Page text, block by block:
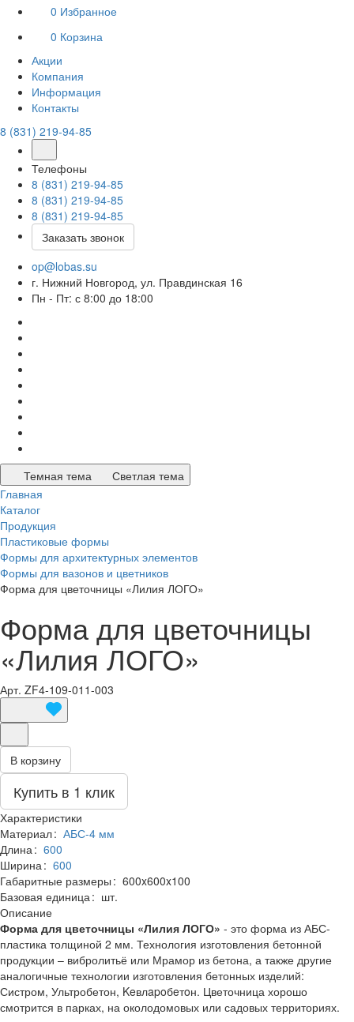
0 Избранное
0 Корзина
Акции
Компания
Информация
Контакты
8 (831) 219-94-85
Телефоны
8 (831) 219-94-85
8 (831) 219-94-85
8 (831) 219-94-85
Заказать звонок
op@lobas.su
г. Нижний Новгород, ул. Правдинская 16
Пн - Пт: с 8:00 до 18:00
Темная тема
Светлая тема
Главная
Каталог
Продукция
Пластиковые формы
Формы для архитектурных элементов
Формы для вазонов и цветников
Форма для цветочницы «Лилия ЛОГО»
Форма для цветочницы
«Лилия ЛОГО»
Арт. ZF4-109-011-003
В корзину
Купить в 1 клик
Характеристики
Материал: АБС-4 мм
Длина: 600
Ширина: 600
Габаритные размеры : 600x600x100
Базовая единица: шт.
Описание
Форма для цветочницы «Лилия ЛОГО» - это форма из АБС-
пластика толщиной 2 мм. Технология изготовления бетонной
продукции – вибролитьё или Мрамор из бетона, а также другие
аналогичные технологии изготовления бетонных изделий:
Систром, Ультробетон, Keвлapoбeтoн. Цветочница хорошо
смотрится в парках, на околодомовых или садовых территориях.